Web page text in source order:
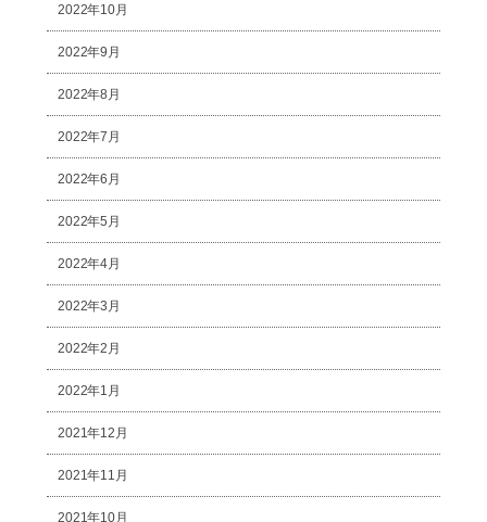
2022年10月
2022年9月
2022年8月
2022年7月
2022年6月
2022年5月
2022年4月
2022年3月
2022年2月
2022年1月
2021年12月
2021年11月
2021年10月